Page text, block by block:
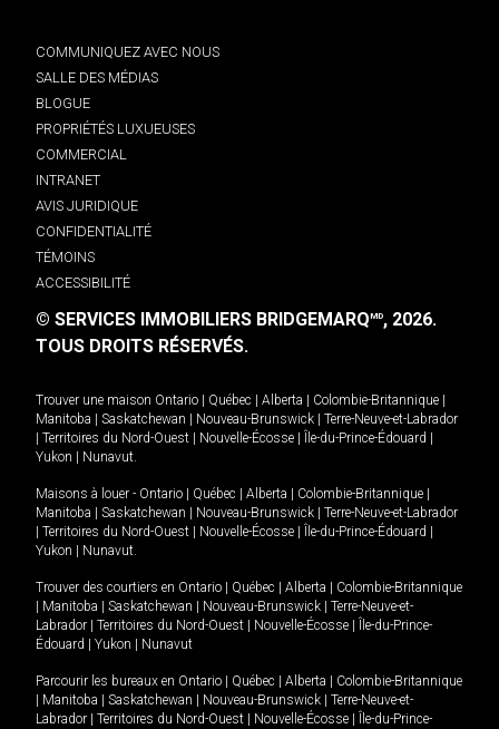
COMMUNIQUEZ AVEC NOUS
SALLE DES MÉDIAS
BLOGUE
PROPRIÉTÉS LUXUEUSES
COMMERCIAL
INTRANET
AVIS JURIDIQUE
CONFIDENTIALITÉ
TÉMOINS
ACCESSIBILITÉ
© SERVICES IMMOBILIERS BRIDGEMARQMD, 2026.
TOUS DROITS RÉSERVÉS.
Trouver une maison Ontario Québec Alberta Colombie-Britannique
Manitoba
Saskatchewan Nouveau-Brunswick
Terre-Neuve-et-Labrador
Territoires du Nord-Ouest Nouvelle-Écosse Île-du-Prince-Édouard
Yukon
Nunavut.
Maisons à louer - Ontario Québec Alberta Colombie-Britannique
Manitoba
Saskatchewan Nouveau-Brunswick
Terre-Neuve-et-Labrador
Territoires du Nord-Ouest Nouvelle-Écosse Île-du-Prince-Édouard
Yukon
Nunavut.
Trouver des courtiers en Ontario Québec Alberta
Colombie-Britannique
Manitoba Saskatchewan Nouveau-Brunswick
Terre-Neuve-et-
Labrador
Territoires du Nord-Ouest Nouvelle-Écosse
Île-du-Prince-
Édouard
Yukon Nunavut
Parcourir les bureaux en Ontario Québec Alberta
Colombie-Britannique
Manitoba Saskatchewan Nouveau-Brunswick
Terre-Neuve-et-
Labrador
Territoires du Nord-Ouest Nouvelle-Écosse
Île-du-Prince-